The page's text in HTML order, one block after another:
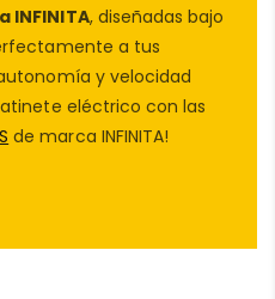
por nuestro
, con experiencia en
eléctricosy
de modificar
INFINITA, diseñadas bajo
a tus
y velocidad
eléctrico con las
de marca INFINITA!